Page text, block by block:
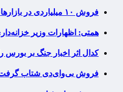
فروش ۱۰ میلیاردی در بازارهای شبانه‌روزی صنایع‌دستی
همتی: اظهارات وزیر
کدال اثر اخبار جنگ بر
فروش بی‌وای‌دی شتاب